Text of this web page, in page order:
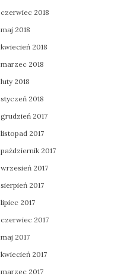
czerwiec 2018
maj 2018
kwiecień 2018
marzec 2018
luty 2018
styczeń 2018
grudzień 2017
listopad 2017
październik 2017
wrzesień 2017
sierpień 2017
lipiec 2017
czerwiec 2017
maj 2017
kwiecień 2017
marzec 2017